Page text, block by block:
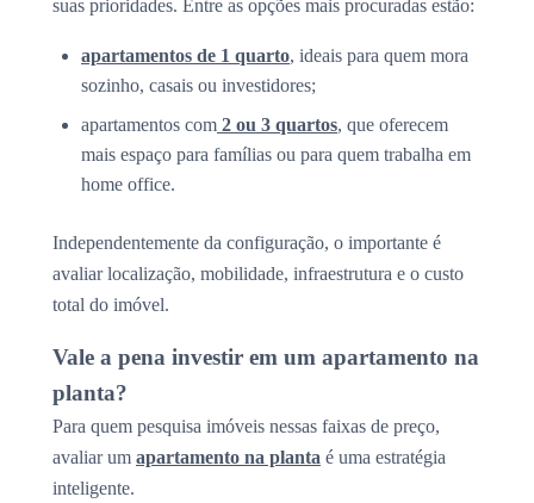
suas prioridades. Entre as opções mais procuradas estão:
apartamentos de 1 quarto, ideais para quem mora
sozinho, casais ou investidores;
apartamentos com 2 ou 3 quartos, que oferecem
mais espaço para famílias ou para quem trabalha em
home office.
Independentemente da configuração, o importante é
avaliar localização, mobilidade, infraestrutura e o custo
total do imóvel.
Vale a pena investir em um apartamento na
planta?
Para quem pesquisa imóveis nessas faixas de preço,
avaliar um apartamento na planta é uma estratégia
inteligente.